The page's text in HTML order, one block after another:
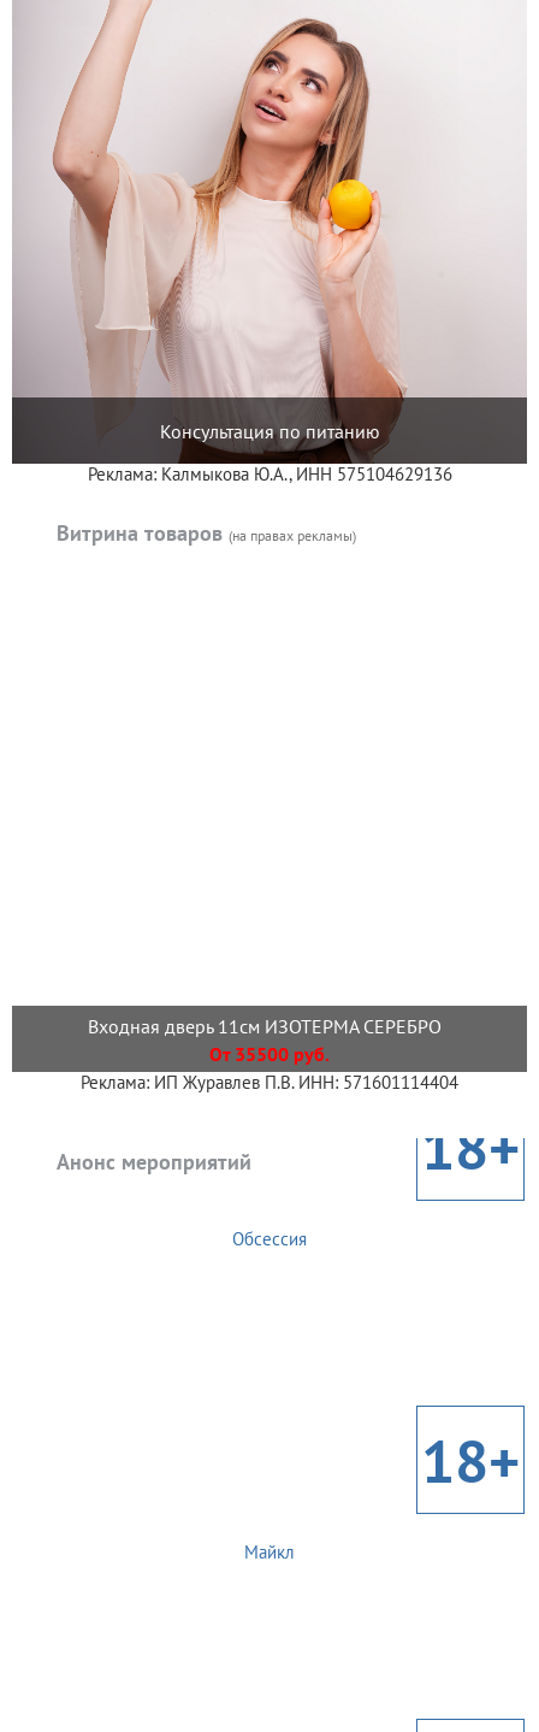
Консультация по питанию
Реклама: Калмыкова Ю.А., ИНН 575104629136
Витрина товаров (на правах рекламы)
Входная дверь 11см ИЗОТЕРМА СЕРЕБРО
От 35500 руб.
Реклама: ИП Журавлев П.В. ИНН: 571601114404
Анонс мероприятий 18+
Обсессия
18+
Майкл